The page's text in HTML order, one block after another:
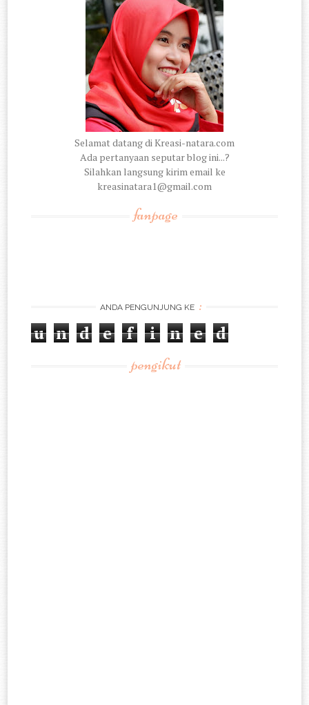
Selamat datang di Kreasi-natara.com
Ada pertanyaan seputar blog ini...?
Silahkan langsung kirim email ke
kreasinatara1@gmail.com
fanpage
ANDA PENGUNJUNG KE :
u n d e f i n e d
pengikut